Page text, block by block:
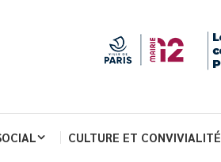
CULTURE ET CONVIVIALITÉ